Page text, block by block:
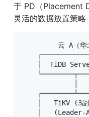
于 PD（Placement
灵活的数据放置策略
云 A（华
│  TiDB
│   TiKV (3
│   (Leader-